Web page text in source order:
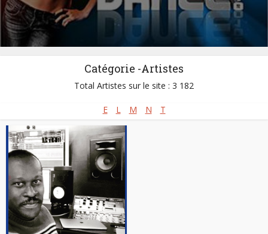
Catégorie -Artistes
Total Artistes sur le site : 3 182
E L M N T